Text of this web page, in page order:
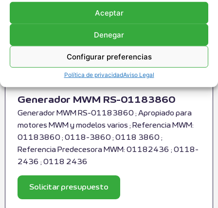
Aceptar
Denegar
Configurar preferencias
Política de privacidadAviso Legal
Generador MWM RS-01183860
Generador MWM RS-01183860 ; Apropiado para
motores MWM y modelos varios ; Referencia MWM:
01183860 ; 0118-3860 ; 0118 3860 ;
Referencia Predecesora MWM: 01182436 ; 0118-
2436 ; 0118 2436
Solicitar presupuesto